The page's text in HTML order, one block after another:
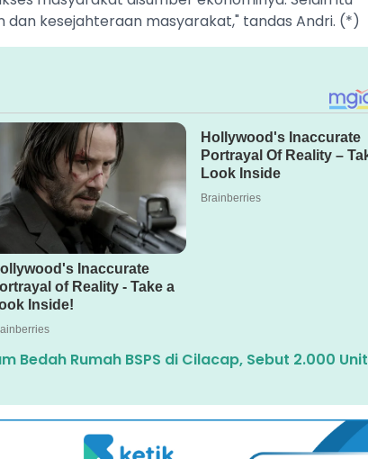
kesejahteraan masyarakat," tandas Andri. (*)
Bedah Rumah BSPS di Cilacap, Sebut 2.000 Unit